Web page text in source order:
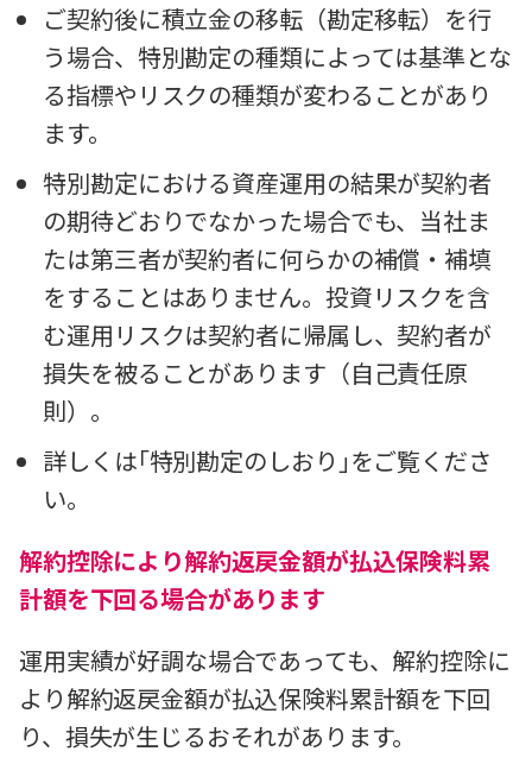
ご契約後に積立金の移転（勘定移転）を行
う場合、特別勘定の種類によっては基準とな
る指標やリスクの種類が変わることがあり
ます。
特別勘定における資産運用の結果が契約者
の期待どおりでなかった場合でも、当社ま
たは第三者が契約者に何らかの補償・補填
をすることはありません。投資リスクを含
む運用リスクは契約者に帰属し、契約者が
損失を被ることがあります（自己責任原
則）。
詳しくは｢特別勘定のしおり｣をご覧くださ
い。
解約控除により解約返戻金額が払込保険料累
計額を下回る場合があります
運用実績が好調な場合であっても、解約控除に
より解約返戻金額が払込保険料累計額を下回
り、損失が生じるおそれがあります。